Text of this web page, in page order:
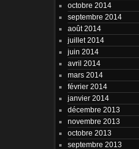
octobre 2014
septembre 2014
août 2014
juillet 2014
juin 2014
avril 2014
mars 2014
février 2014
janvier 2014
décembre 2013
novembre 2013
octobre 2013
septembre 2013